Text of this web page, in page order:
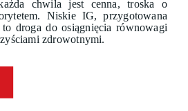
chwila jest cenna, troska o
Niskie IG, przygotowana
droga do osiągnięcia równowagi
zdrowotnymi.